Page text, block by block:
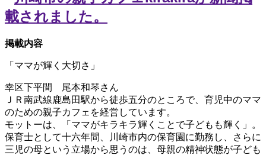
掲載内容
「ママが輝く大切さ」
幸区下平間 尾本和琴さん
ＪＲ南武線鹿島田駅から徒歩五分のところで、育児中のママ
のための親子カフェを経営しています。
モットーは、「ママがキラキラ輝くことで子どもも輝く」。
保育士として十六年間、川崎市内の保育園に勤務し、さらに
三児の母という立場から思うのは、母親の精神状態が子ども